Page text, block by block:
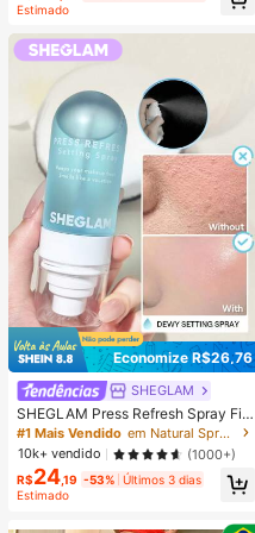
Estimado
Economize R$26,76
SHEGLAM
SHEGLAM Press Refresh Spray Fix
ador Marca De Beleza CosméTicos
Maquiagem Para Mulheres E Menin
as
#1 Mais Vendido
em Natural Spray de fixação
10k+ vendido
(1000+)
R$24,19 -53% Últimos 3 dias
Estimado